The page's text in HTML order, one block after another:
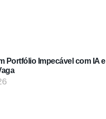
Portfólio Impecável com IA e